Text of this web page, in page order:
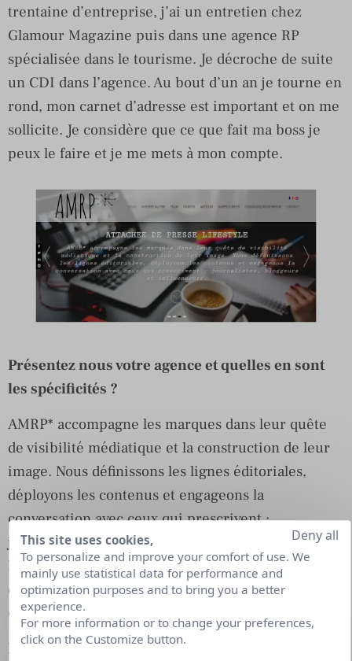
trentaine d’entreprise, j’ai un entretien chez
Glamour Magazine puis dans une agence RP
spécialisée dans le tourisme. Je décroche de suite
un CDI dans l’agence. Au bout d’un an je tourne en
rond, mon carnet d’adresse est important et on me
sollicite. Je considère que ce que fait ma boss je
peux le faire et je me mets à mon compte.
Présentez nous votre agence et quelles en sont
les spécificités ?
AMRP* accompagne les marques dans leur quête
de visibilité médiatique et la construction de leur
image. Nous définissons les lignes éditoriales,
déployons les contenus et engageons la
conversation avec ceux qui prescrivent :
journalistes, bloggeurs et influenceurs.
Nous sommes complètement flexibles aux besoins
des entreprises, nous les accompagnons sur des
campagnes ponctuelles ou à l’année.
Parlez-nous de votre collectif, enfin de votre
This site uses cookies,
To personalize and improve your comfort of use. We
mainly use statistical data for performance and
optimization purposes and to bring you a better
experience.
For more information or to change your preferences,
click on the Customize button.
Deny all